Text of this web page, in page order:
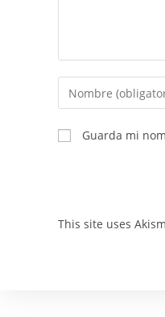
Guarda mi
This site uses